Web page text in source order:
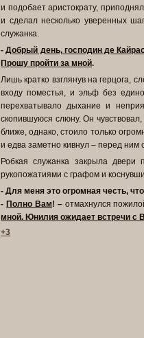
и подобает аристократу,
и сделал несколько уверенных
служанка.
-Добрый день, господин де
Прошу пройти за мной.
Лишь кратко взглянув на герцога,
входу поместья, и эльф без
перехватывало дыхание и
скопившуюся слюну. Он
ближе, однако, стоило только
и едва заметно кивнул – перед
Робкая служанка закрыла двери
рукопожатиями с графом и
- Для меня это огромная честь,
- Полно Вам! –отмахнулся
мной. Юнилия ожидает встречи с
+3